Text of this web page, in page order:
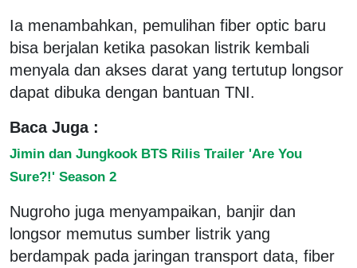
Ia menambahkan, pemulihan fiber optic baru
bisa berjalan ketika pasokan listrik kembali
menyala dan akses darat yang tertutup longsor
dapat dibuka dengan bantuan TNI.
Baca Juga :
Jimin dan Jungkook BTS Rilis Trailer 'Are You
Sure?!' Season 2
Nugroho juga menyampaikan, banjir dan
longsor memutus sumber listrik yang
berdampak pada jaringan transport data, fiber